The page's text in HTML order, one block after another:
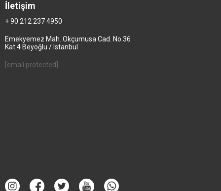
İletişim
+ 90 212 237 4950
Emekyemez Mah. Okçumusa Cad. No.36
Kat.4 Beyoğlu / Istanbul
[email protected]